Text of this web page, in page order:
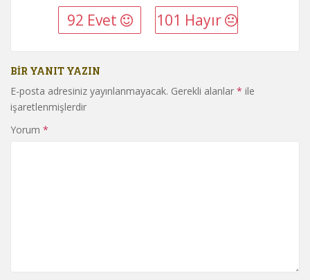
92 Evet 101 Hayır
BIR YANIT YAZIN
E-posta adresiniz yayınlanmayacak. Gerekli alanlar * ile
işaretlenmişlerdir
Yorum *